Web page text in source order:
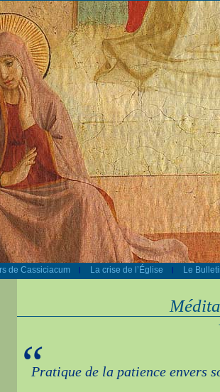
de Cassiciacum | La crise de l’Église | Le
“
Pratique de la patience envers